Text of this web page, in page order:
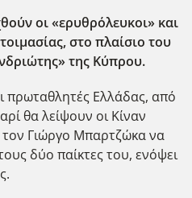
οι «ερυθρόλευκοι» και
στο πλαίσιο του
της Κύπρου.
πρωταθλητές Ελλάδας, από
θα λείψουν οι Κίναν
τον Γιώργο Μπαρτζώκα να
δύο παίκτες του, ενόψει